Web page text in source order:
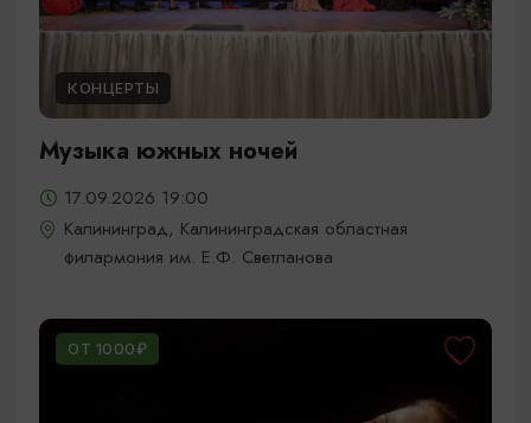
КОНЦЕРТЫ
Музыка южных ночей
17.09.2026 19:00
Калининград, Калининградская областная
филармония им. Е.Ф. Светланова
ОТ 1000₽